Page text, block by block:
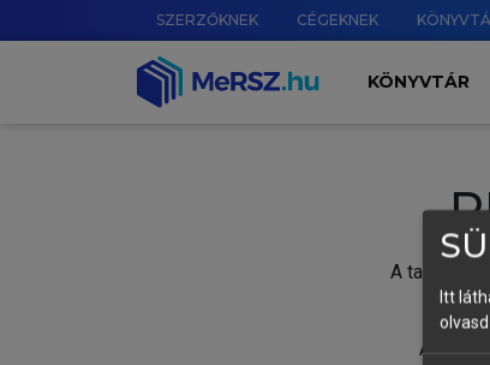
SZERZŐKNEK CÉGEKNEK
KÖNYVTÁR
A tartalom
A
Itt